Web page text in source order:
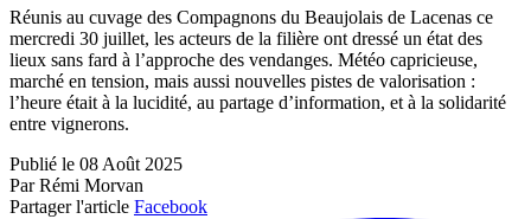
Réunis au cuvage des Compagnons du Beaujolais de Lacenas ce
mercredi 30 juillet, les acteurs de la filière ont dressé un état des
lieux sans fard à l’approche des vendanges. Météo capricieuse,
marché en tension, mais aussi nouvelles pistes de valorisation :
l’heure était à la lucidité, au partage d’information, et à la solidarité
entre vignerons.
Publié le 08 Août 2025
Par Rémi Morvan
Partager l'article Facebook